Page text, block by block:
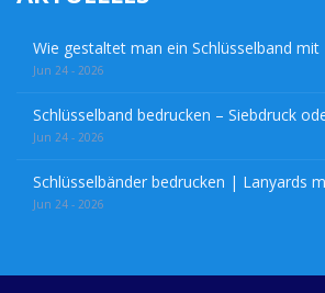
Wie gestaltet man ein Schlüsselband mit
Jun 24 - 2026
Schlüsselband bedrucken – Siebdruck
Jun 24 - 2026
Schlüsselbänder bedrucken | Lanyards
Jun 24 - 2026